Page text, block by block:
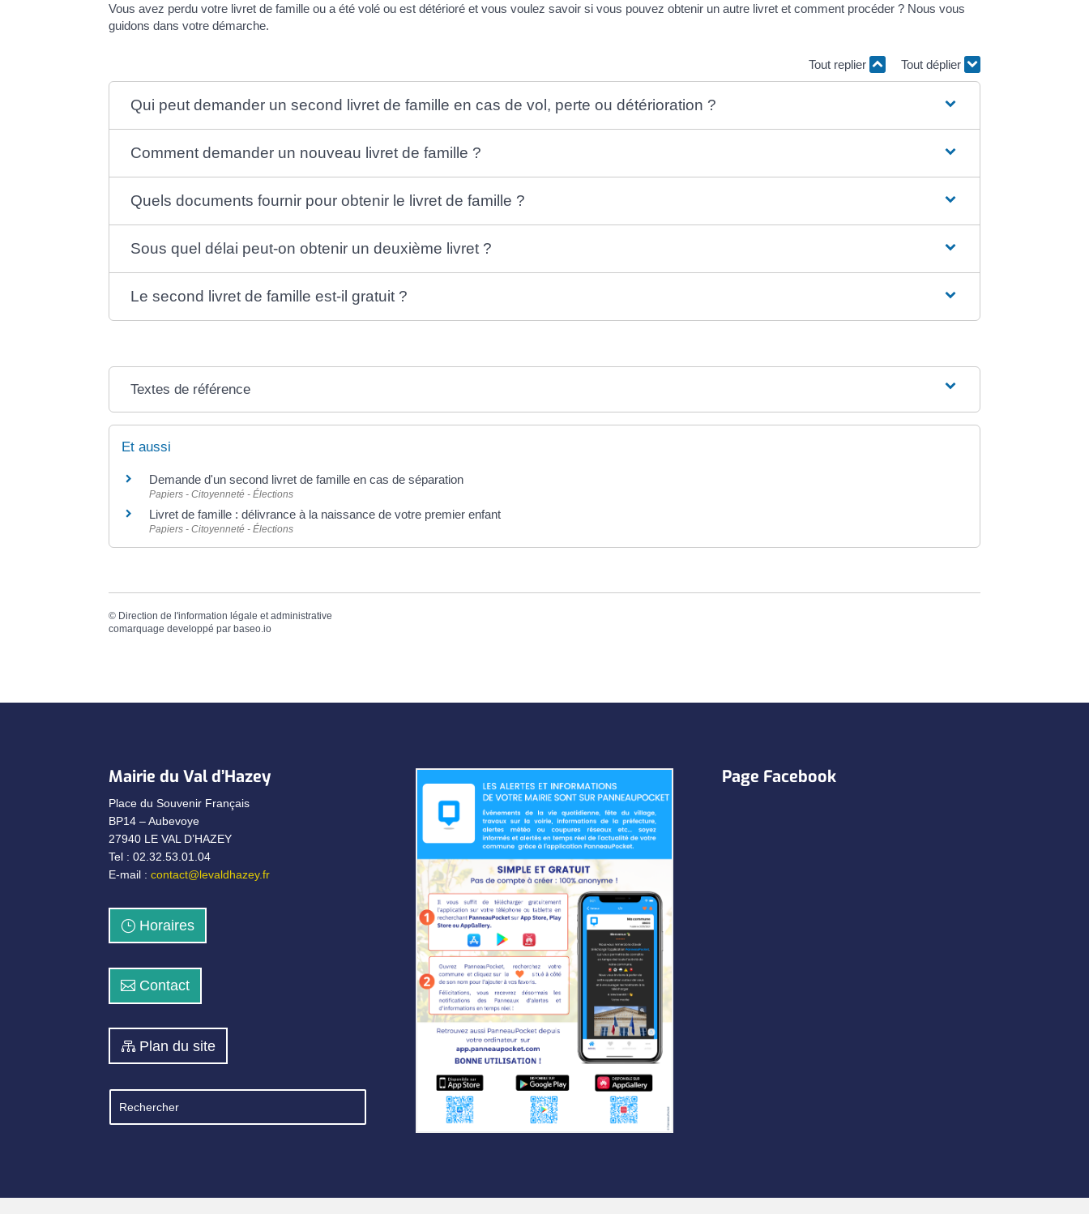
Vous avez perdu votre livret de famille ou a été volé ou est détérioré et vous voulez savoir si vous pouvez obtenir un autre livret et comment procéder ? Nous vous
guidons dans votre démarche.
Tout replier Tout déplier
Qui peut demander un second livret de famille en cas de vol, perte ou détérioration ?
Comment demander un nouveau livret de famille ?
Quels documents fournir pour obtenir le livret de famille ?
Sous quel délai peut-on obtenir un deuxième livret ?
Le second livret de famille est-il gratuit ?
Textes de référence
Et aussi
Demande d'un second livret de famille en cas de séparation
Papiers - Citoyenneté - Élections
Livret de famille : délivrance à la naissance de votre premier enfant
Papiers - Citoyenneté - Élections
© Direction de l'information légale et administrative
comarquage developpé par baseo.io
Mairie du Val d’Hazey
Place du Souvenir Français
BP14 – Aubevoye
27940 LE VAL D’HAZEY
Tel : 02.32.53.01.04
E-mail :contact@levaldhazey.fr
Horaires
Contact
Plan du site
Page Facebook